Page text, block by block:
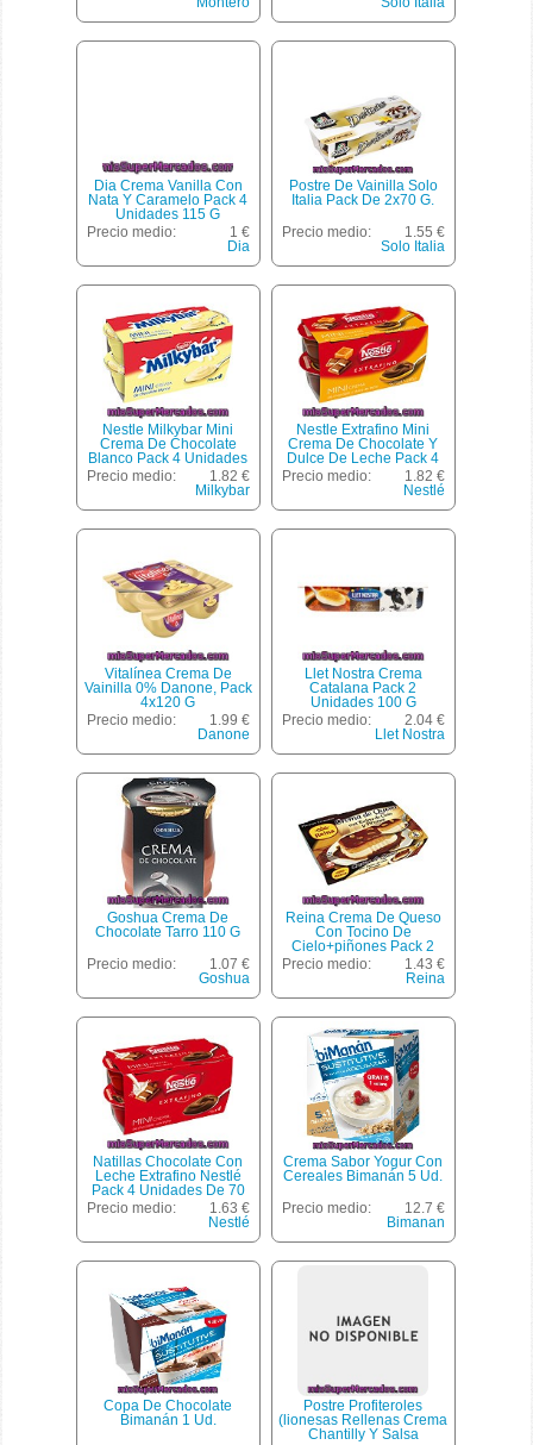
Dia Crema Vanilla Con
Nata Y Caramelo Pack 4
Unidades 115 G
Precio medio:
1 €
Dia
Postre De Vainilla Solo
Italia Pack De 2x70 G.
Precio medio:
1.55 €
Solo Italia
Nestle Milkybar Mini
Crema De Chocolate
Blanco Pack 4 Unidades
70 G
Precio medio:
1.82 €
Milkybar
Nestle Extrafino Mini
Crema De Chocolate Y
Dulce De Leche Pack 4
Unidades 70 G
Precio medio:
1.82 €
Nestlé
Vitalínea Crema De
Vainilla 0% Danone, Pack
4x120 G
Precio medio:
1.99 €
Danone
Llet Nostra Crema
Catalana Pack 2
Unidades 100 G
Precio medio:
2.04 €
Llet Nostra
Goshua Crema De
Chocolate Tarro 110 G
Precio medio:
1.07 €
Goshua
Reina Crema De Queso
Con Tocino De
Cielo+piñones Pack 2
Envase 90 G
Precio medio:
1.43 €
Reina
Natillas Chocolate Con
Leche Extrafino Nestlé
Pack 4 Unidades De 70
Gramos
Precio medio:
1.63 €
Nestlé
Crema Sabor Yogur Con
Cereales Bimanán 5 Ud.
Precio medio:
12.7 €
Bimanan
Copa De Chocolate
Bimanán 1 Ud.
Postre Profiteroles
(lionesas Rellenas Crema
Chantilly Y Salsa